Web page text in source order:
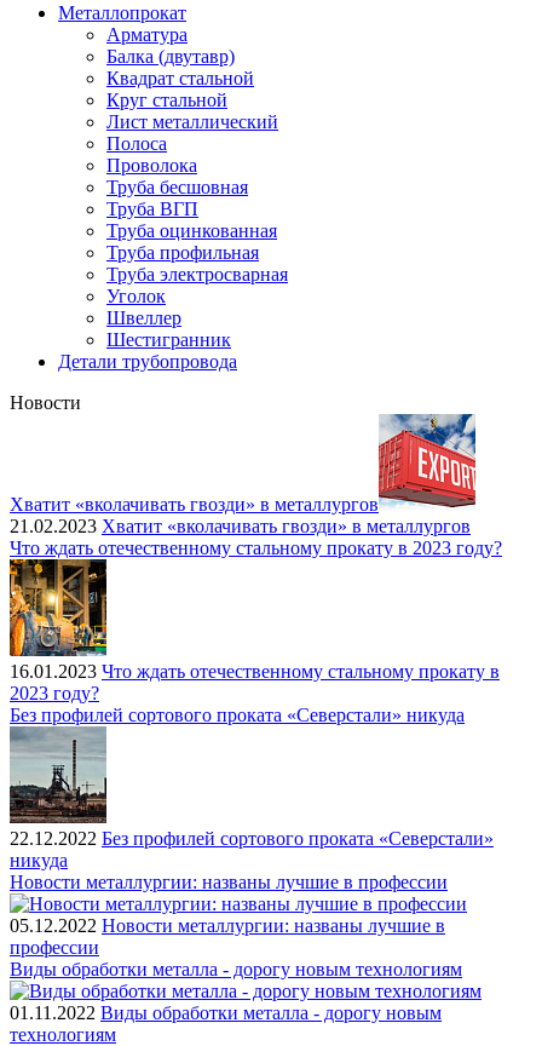
Металлопрокат
Арматура
Балка (двутавр)
Квадрат стальной
Круг стальной
Лист металлический
Полоса
Проволока
Труба бесшовная
Труба ВГП
Труба оцинкованная
Труба профильная
Труба электросварная
Уголок
Швеллер
Шестигранник
Детали трубопровода
Новости
Хватит «вколачивать гвозди» в металлургов
21.02.2023 Хватит «вколачивать гвозди» в металлургов
Что ждать отечественному стальному прокату в 2023 году?
16.01.2023 Что ждать отечественному стальному прокату в
2023 году?
Без профилей сортового проката «Северстали» никуда
22.12.2022 Без профилей сортового проката «Северстали»
никуда
Новости металлургии: названы лучшие в профессии
05.12.2022 Новости металлургии: названы лучшие в
профессии
Виды обработки металла - дорогу новым технологиям
01.11.2022 Виды обработки металла - дорогу новым
технологиям